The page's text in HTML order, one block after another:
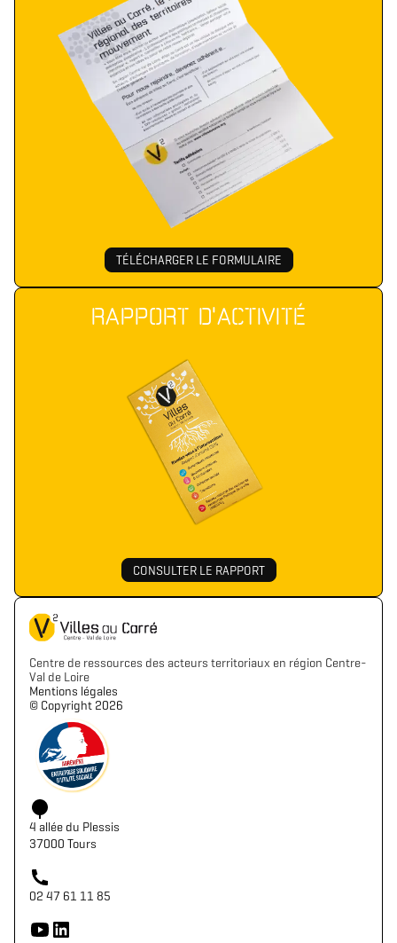
Télécharger le logo
(format .svg)
Télécharger le dossier d'identité complet
(format .zip)
TÉLÉCHARGER LE FORMULAIRE
RAPPORT D'ACTIVITÉ
CONSULTER LE RAPPORT
Centre de ressources des acteurs territoriaux en région Centre-
Val de Loire
Mentions légales
©️ Copyright 2026
4 allée du Plessis
37000 Tours
02 47 61 11 85